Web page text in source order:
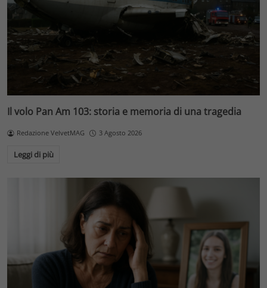
Il volo Pan Am 103: storia e memoria di una tragedia
Redazione VelvetMAG 3 Agosto 2026
Leggi di più